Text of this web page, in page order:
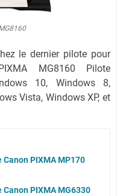
le dernier pilote pour
MG8160 Pilote
10, Windows 8,
Vista, Windows XP, et
PIXMA MP170
PIXMA MG6330